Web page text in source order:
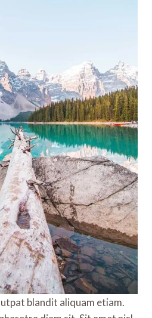
blandit aliquam etiam.